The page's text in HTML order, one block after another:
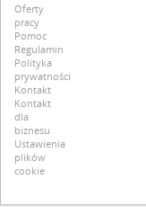
Oferty
pracy
Pomoc
Regulamin
Polityka
prywatności
Kontakt
Kontakt
dla
biznesu
Ustawienia
plików
cookie